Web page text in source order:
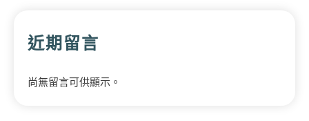
近期留言
尚無留言可供顯示。